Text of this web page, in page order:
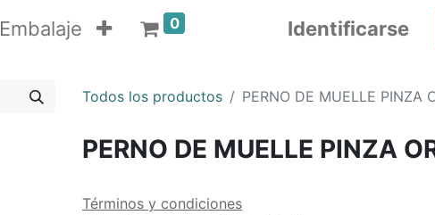
Embalaje 0 Identificarse
Todos los productos PERNO DE MUELLE PINZA
PERNO DE MUELLE PINZA
Términos y condiciones